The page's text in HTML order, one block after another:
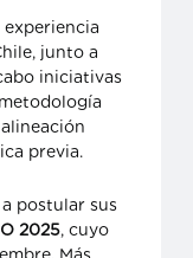
junto a
iniciativas
previa.
postular sus
2025, cuyo
Más